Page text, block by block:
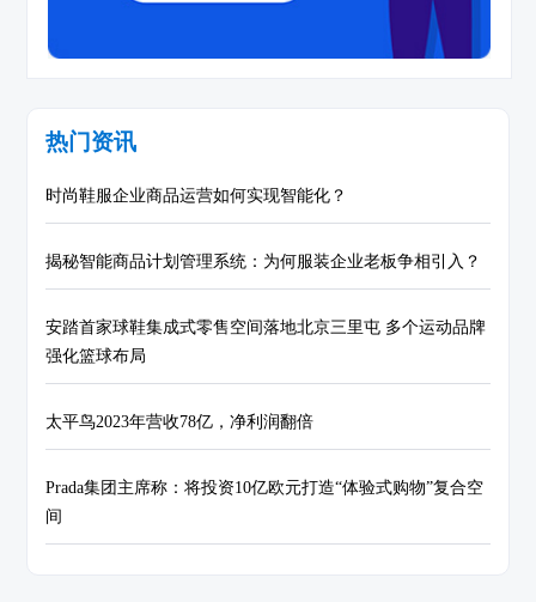
热门资讯
时尚鞋服企业商品运营如何实现智能化？
揭秘智能商品计划管理系统：为何服装企业老板争相引入？
安踏首家球鞋集成式零售空间落地北京三里屯 多个运动品牌
强化篮球布局
太平鸟2023年营收78亿，净利润翻倍
Prada集团主席称：将投资10亿欧元打造“体验式购物”复合空
间